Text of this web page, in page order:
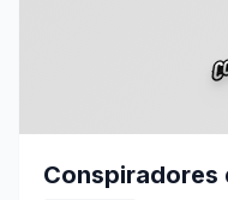
Conspiradores